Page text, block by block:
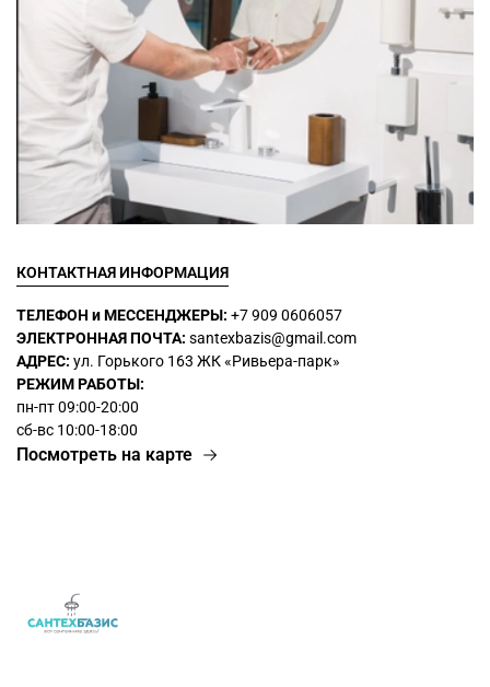
КОНТАКТНАЯ ИНФОРМАЦИЯ
ТЕЛЕФОН и МЕССЕНДЖЕРЫ: +7 909 0606057
ЭЛЕКТРОННАЯ ПОЧТА: santexbazis@gmail.com
АДРЕС: ул. Горького 163 ЖК«Ривьера-парк»
РЕЖИМ РАБОТЫ:
пн-пт 09:00-20:00
сб-вс 10:00-18:00
Посмотреть на карте